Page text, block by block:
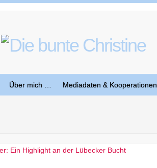
Über mich … Mediadaten & Kooperationen